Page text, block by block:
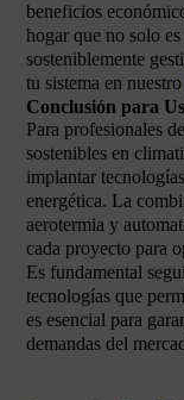
beneficios
hogar que no solo
sosteniblemente
tu sistema en nuestro
Conclusión para
Para profesionales
sostenibles en
implantar
energética. La
aerotermia y
cada proyecto para
Es fundamental
tecnologías que
es esencial para
demandas del